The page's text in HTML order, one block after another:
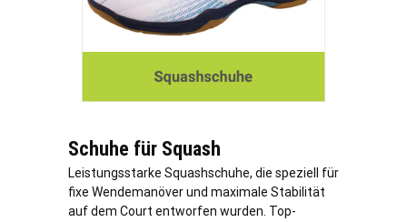
Schuhe für Squash
Leistungsstarke Squashschuhe, die speziell für
fixe Wendemanöver und maximale Stabilität
auf dem Court entworfen wurden. Top-